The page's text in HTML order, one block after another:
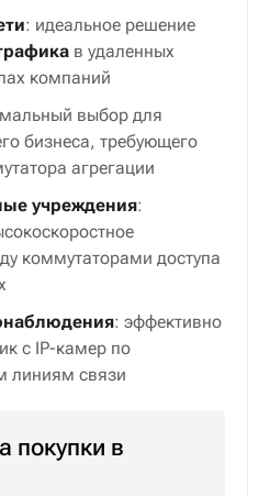
: идеальное решение
в удаленных
компаний
выбор для
бизнеса, требующего
агрегации
учреждения:
коммутаторами доступа
: эффективно
с IP-камер по
линиям связи
покупки в